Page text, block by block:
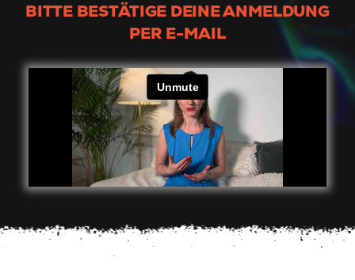
BITTE BESTÄTIGE DEINE ANMELDUNG
PER E-MAIL